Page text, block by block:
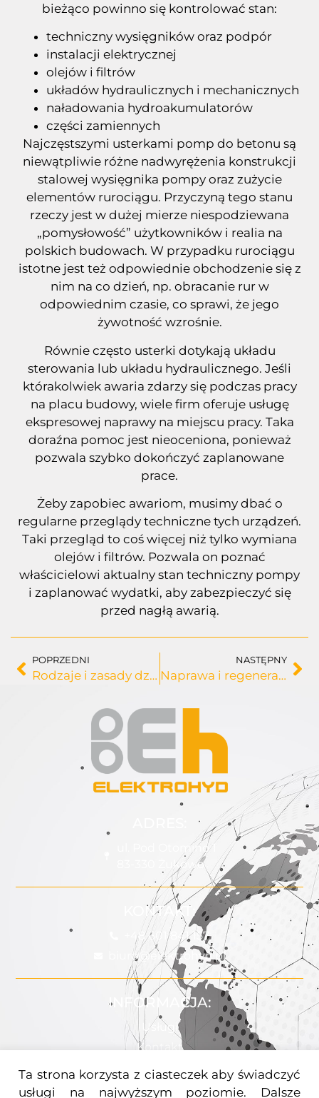
bieżąco powinno się kontrolować stan:
techniczny wysięgników oraz podpór
instalacji elektrycznej
olejów i filtrów
układów hydraulicznych i mechanicznych
naładowania hydroakumulatorów
części zamiennych
Najczęstszymi usterkami pomp do betonu są
niewątpliwie różne nadwyrężenia konstrukcji
stalowej wysięgnika pompy oraz zużycie
elementów rurociągu. Przyczyną tego stanu
rzeczy jest w dużej mierze niespodziewana
„pomysłowość” użytkowników i realia na
polskich budowach. W przypadku rurociągu
istotne jest też odpowiednie obchodzenie się z
nim na co dzień, np. obracanie rur w
odpowiednim czasie, co sprawi, że jego
żywotność wzrośnie.
Równie często usterki dotykają układu
sterowania lub układu hydraulicznego. Jeśli
którakolwiek awaria zdarzy się podczas pracy
na placu budowy, wiele firm oferuje usługę
ekspresowej naprawy na miejscu pracy. Taka
doraźna pomoc jest nieoceniona, ponieważ
pozwala szybko dokończyć zaplanowane
prace.
Żeby zapobiec awariom, musimy dbać o
regularne przeglądy techniczne tych urządzeń.
Taki przegląd to coś więcej niż tylko wymiana
olejów i filtrów. Pozwala on poznać
właścicielowi aktualny stan techniczny pompy
i zaplanować wydatki, aby zabezpieczyć się
przed nagłą awarią.
POPRZEDNI
Rodzaje i zasady działania pomp do betonu
NASTĘPNY
Naprawa i regeneracja pomp hydraulicznych
ul. Pod Otomino 1
83-330 Żukowo
KONTAKT:
+48 601 841 157
biuro@elektrohyd.pl
INFORMACJA:
Usługi
Kontakt
POMOC:
Ta strona korzysta z ciasteczek aby świadczyć
usługi na najwyższym poziomie. Dalsze